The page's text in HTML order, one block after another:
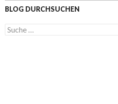
BLOG DURCHSUCHEN
S
u